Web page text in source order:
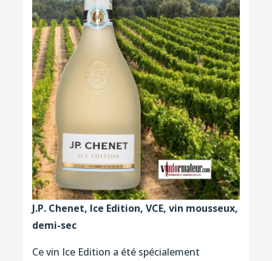
J.P. Chenet, Ice Edition, VCE, vin mousseux,
demi-sec
Ce vin Ice Edition a été spécialement